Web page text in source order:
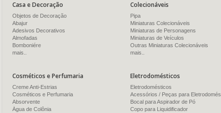
Casa e Decoração
Objetos de Decoração
Abajur
Adesivos Decorativos
Almofadas
Bomboniére
mais..
Colecionáveis
Pipa
Miniaturas Colecionáveis
Miniaturas de Personagens
Miniaturas de Veículos
Outras Miniaturas Colecionáveis
mais..
Cosméticos e Perfumaria
Creme Anti-Estrias
Cosméticos e Perfumaria
Absorvente
Água de Colônia
Eletrodomésticos
Eletrodomésticos
Acessórios / Peças para
Bocal para Aspirador de Pó
Copo para Liquidificador